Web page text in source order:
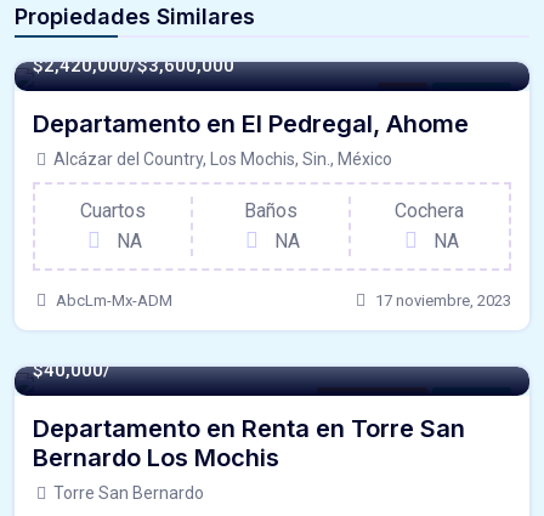
Propiedades Similares
Casa For Venta
$2,420,000/$3,600,000
Departamento en El Pedregal, Ahome
Alcázar del Country, Los Mochis, Sin., México
Cuartos
NA
Baños
NA
Cochera
NA
AbcLm-Mx-ADM 17 noviembre, 2023
Departamento For Renta
$40,000/
Departamento en Renta en Torre San
Bernardo Los Mochis
Torre San Bernardo